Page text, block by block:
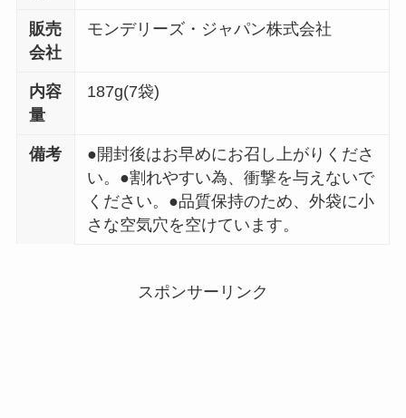
販売
会社
モンデリーズ・ジャパン株式会社
内容
量
187g(7袋)
備考
●開封後はお早めにお召し上がりくださ
い。●割れやすい為、衝撃を与えないで
ください。●品質保持のため、外袋に小
さな空気穴を空けています。
スポンサーリンク